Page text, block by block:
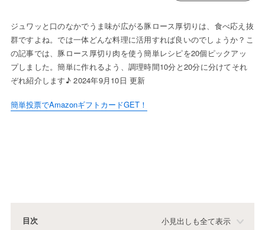
ジュワッと口のなかでうま味が広がる豚ロース厚切りは、食べ応え抜
群ですよね。では一体どんな料理に活用すれば良いのでしょうか？こ
の記事では、豚ロース厚切り肉を使う簡単レシピを20個ピックアッ
プしました。簡単に作れるよう、調理時間10分と20分に分けてそれ
ぞれ紹介します♪ 2024年9月10日 更新
簡単投票でAmazonギフトカードGET！
目次 小見出しも全て表示